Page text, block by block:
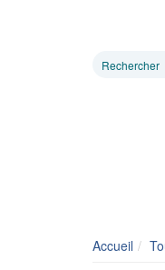
Rechercher
Accueil